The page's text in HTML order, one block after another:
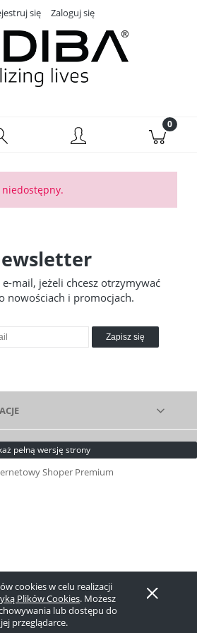
cookies w celu realizacji
Plików Cookies. Możesz
lub dostępu do
przeglądarce.
się Zaloguj się
mail, jeżeli chcesz otrzymywać
nowościach i promocjach.
Zapisz się
pełną wersję strony
Shoper Premium